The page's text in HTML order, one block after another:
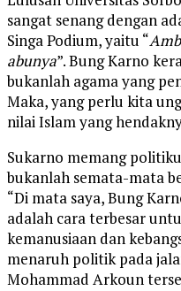
sangat senang dengan
Singa Podium, yaitu “
abunya”.Bung Karno
bukanlah agama yang
Maka, yang perlu kita
nilai Islam yang
Sukarno memang
bukanlah semata-mata
“Di mata saya, Bung
adalah cara terbesar
kemanusiaan dan
menaruh politik pada
Mohammad Arkoun